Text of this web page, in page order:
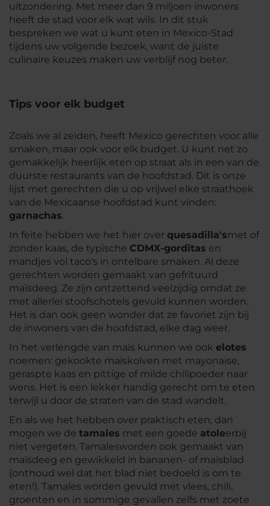
uitzondering. Met meer dan 9 miljoen inwoners
heeft de stad voor elk wat wils. In dit stuk
bespreken we wat u kunt eten in Mexico-Stad
tijdens uw volgende bezoek, want de juiste
culinaire keuzes maken uw verblijf nog beter.
Tips voor elk budget
Zoals we al zeiden, heeft Mexico gerechten voor alle
smaken, maar ook voor elk budget. U kunt net zo
gemakkelijk heerlijk eten op straat als in een van de
duurste restaurants van de hoofdstad. Dit is onze
lijst met gerechten die u op vrijwel elke straathoek
van de Mexicaanse hoofdstad kunt vinden:
garnachas.
In feite hebben we het hier over quesadilla'smet of
zonder kaas, de typische CDMX-gorditas en
mandjes vol taco's in ontelbare smaken. Al deze
gerechten worden gemaakt van gefrituurd
maïsdeeg. Ze zijn ontzettend veelzijdig omdat ze
met allerlei stoofschotels gevuld kunnen worden.
Het is dan ook geen wonder dat ze favoriet zijn bij
de inwoners van de hoofdstad, elke dag weer.
In het verlengde van maïs kunnen we ook elotes
noemen: gekookte maïskolven met mayonaise,
geraspte kaas en pittige of milde chilipoeder naar
wens. Het is een lekker handig gerecht om te eten
terwijl u door de straten van de stad wandelt.
En als we het hebben over praktisch eten, dan
mogen we de tamales met een goede atoleerbij
niet vergeten. Tamalesworden ook gemaakt van
maïsdeeg en gewikkeld in bananen- of maïsblad
(onthoud wel dat het blad niet bedoeld is om te
eten!). Tamales worden gevuld met vlees, chili,
groenten en in sommige gevallen zelfs met zoete